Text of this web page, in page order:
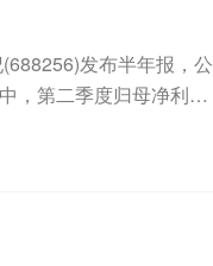
发布半年报，公
，第二季度归母净利为